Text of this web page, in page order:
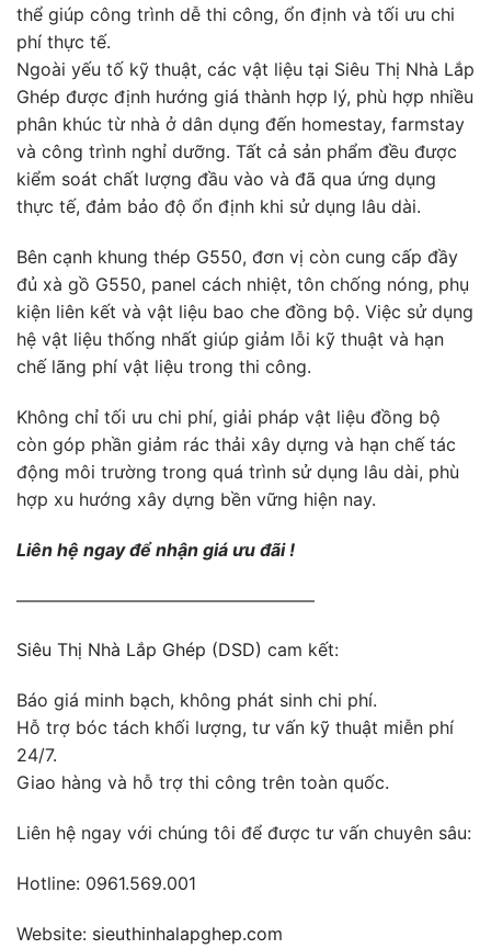
thể giúp công trình dễ thi công, ổn định và tối ưu chi
phí thực tế.
Ngoài yếu tố kỹ thuật, các vật liệu tại Siêu Thị Nhà Lắp
Ghép được định hướng giá thành hợp lý, phù hợp nhiều
phân khúc từ nhà ở dân dụng đến homestay, farmstay
và công trình nghỉ dưỡng. Tất cả sản phẩm đều được
kiểm soát chất lượng đầu vào và đã qua ứng dụng
thực tế, đảm bảo độ ổn định khi sử dụng lâu dài.
Bên cạnh khung thép G550, đơn vị còn cung cấp đầy
đủ xà gồ G550, panel cách nhiệt, tôn chống nóng, phụ
kiện liên kết và vật liệu bao che đồng bộ. Việc sử dụng
hệ vật liệu thống nhất giúp giảm lỗi kỹ thuật và hạn
chế lãng phí vật liệu trong thi công.
Không chỉ tối ưu chi phí, giải pháp vật liệu đồng bộ
còn góp phần giảm rác thải xây dựng và hạn chế tác
động môi trường trong quá trình sử dụng lâu dài, phù
hợp xu hướng xây dựng bền vững hiện nay.
Liên hệ ngay để nhận giá ưu đãi !
—————————————————
Siêu Thị Nhà Lắp Ghép (DSD) cam kết:
Báo giá minh bạch, không phát sinh chi phí.
Hỗ trợ bóc tách khối lượng, tư vấn kỹ thuật miễn phí
24/7.
Giao hàng và hỗ trợ thi công trên toàn quốc.
Liên hệ ngay với chúng tôi để được tư vấn chuyên sâu:
Hotline: 0961.569.001
Website: sieuthinhalapghep.com